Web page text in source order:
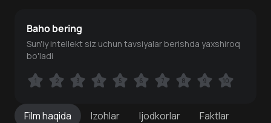
Filmhaqida Izohlar Ijodkorlar Faktlar
Baho bering
Sun'iy intellekt siz uchun tavsiyalar berishda yaxshiroq
bo'ladi
1 2 3 4 5 6 7 8 9 10
1 2 3 4 5 6 7 8 9 10